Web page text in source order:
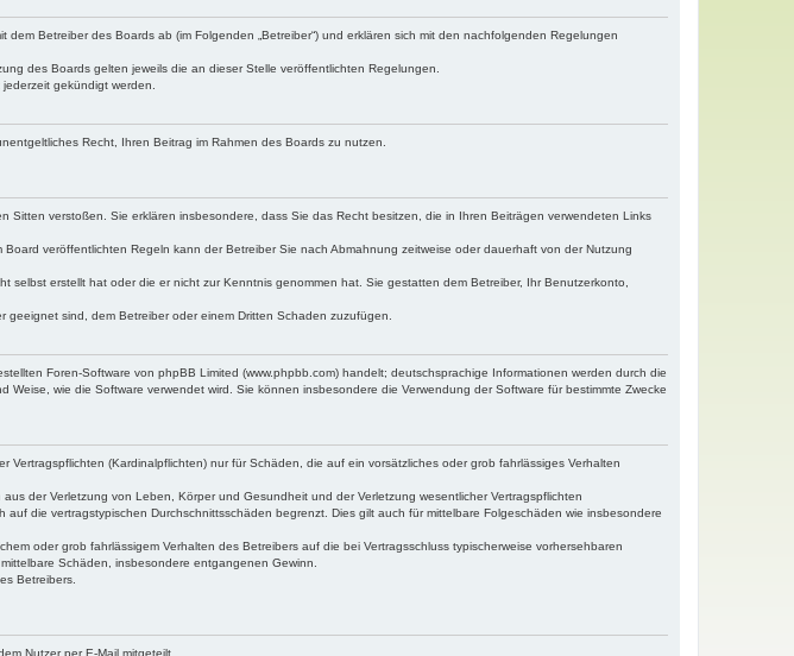
Betreiber des Boards ab (im Folgenden „Betreiber“) und erklären sich mit den nachfolgenden Regelungen
des Boards gelten jeweils die an dieser Stelle veröffentlichten Regelungen.
gekündigt werden.
Recht, Ihren Beitrag im Rahmen des Boards zu nutzen.
verstoßen. Sie erklären insbesondere, dass Sie das Recht besitzen, die in Ihren Beiträgen verwendeten Links
veröffentlichten Regeln kann der Betreiber Sie nach Abmahnung zeitweise oder dauerhaft von der Nutzung
erstellt hat oder die er nicht zur Kenntnis genommen hat. Sie gestatten dem Betreiber, Ihr Benutzerkonto,
sind, dem Betreiber oder einem Dritten Schaden zuzufügen.
Foren-Software von phpBB Limited (www.phpbb.com) handelt; deutschsprachige Informationen werden durch die
wie die Software verwendet wird. Sie können insbesondere die Verwendung der Software für bestimmte Zwecke
(Kardinalpflichten) nur für Schäden, die auf ein vorsätzliches oder grob fahrlässiges Verhalten
der Verletzung von Leben, Körper und Gesundheit und der Verletzung wesentlicher Vertragspflichten
die vertragstypischen Durchschnittsschäden begrenzt. Dies gilt auch für mittelbare Folgeschäden wie insbesondere
oder grob fahrlässigem Verhalten des Betreibers auf die bei Vertragsschluss typischerweise vorhersehbaren
Schäden, insbesondere entgangenen Gewinn.
Betreibers.
Nutzer per E-Mail mitgeteilt.